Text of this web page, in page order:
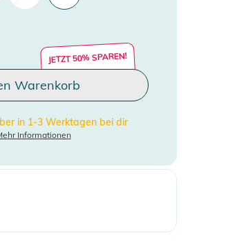
JETZT 50% SPAREN!
Warenkorb
in 1-3 Werktagen bei dir
Informationen